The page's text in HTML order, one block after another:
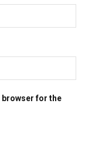
browser for the